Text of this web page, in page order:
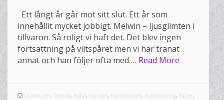
Ett långt år går mot sitt slut. Ett år som
innehållit mycket jobbigt. Melwin – ljusglimten i
tillvaron. Så roligt vi haft det. Det blev ingen
fortsättning på viltspåret men vi har tränat
annat och han följer ofta med … Read More
Dalmatiner, Diverse, Hälsa, Hundar, Hundtränare, Hundträning, Katter,